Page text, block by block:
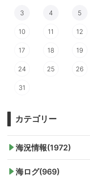
3 4 5
10 11 12
17 18 19
24 25 26
31
カテゴリー
海況情報(1972)
海ログ(969)